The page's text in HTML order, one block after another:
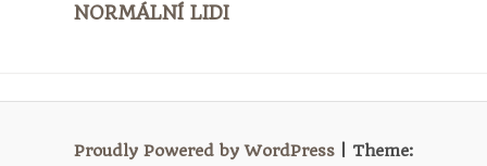
NORMÁLNÍ LIDI
Proudly Powered by WordPress| Theme: